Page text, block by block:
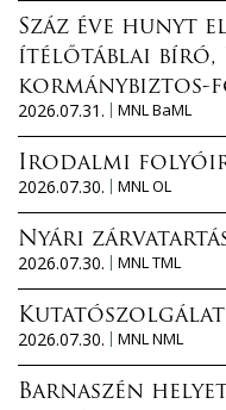
Száz éve hunyt
ítélőtáblai bíró,
kormánybiztos-
2026.07.31.
MNL BaML
Irodalmi
2026.07.30.
MNL OL
Nyári
2026.07.30.
MNL TML
2026.07.30.
MNL NML
Barnaszén